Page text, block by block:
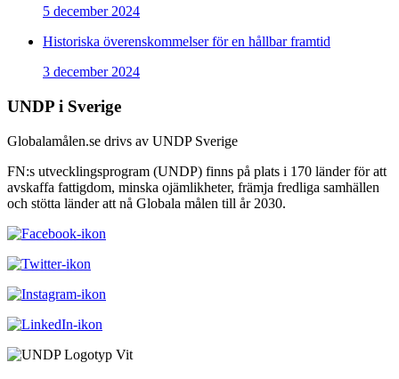
5 december 2024
Historiska överenskommelser för en hållbar framtid
3 december 2024
UNDP i Sverige
Globalamålen.se drivs av UNDP Sverige
FN:s utvecklingsprogram (UNDP) finns på plats i 170 länder för att
avskaffa fattigdom, minska ojämlikheter, främja fredliga samhällen
och stötta länder att nå Globala målen till år 2030.